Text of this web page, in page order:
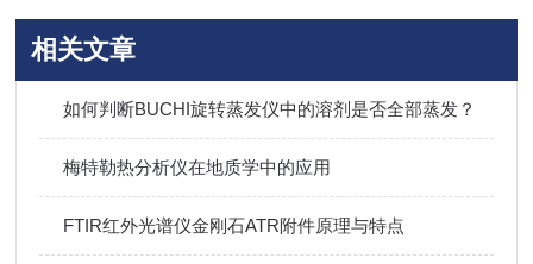
相关文章
如何判断BUCHI旋转蒸发仪中的溶剂是否全部蒸发？
梅特勒热分析仪在地质学中的应用
FTIR红外光谱仪金刚石ATR附件原理与特点